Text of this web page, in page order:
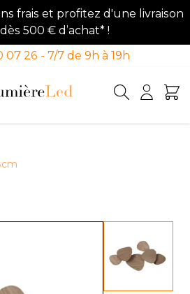
frais et profitez d'une livraison
500 € d’achat* !
26 - 7/7 de 9h à 19h